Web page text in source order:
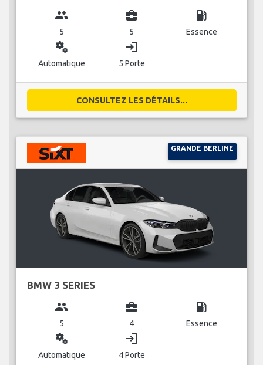
group
5
business_center
5
local_gas_station
Essence
miscellaneous_services
Automatique
login
5 Porte
CONSULTEZ LES DÉTAILS...
GRANDE BERLINE
BMW 3 SERIES
group
5
business_center
4
local_gas_station
Essence
miscellaneous_services
Automatique
login
4 Porte